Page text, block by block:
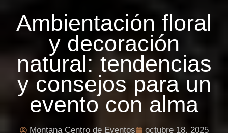
Ambientación floral
y decoración
natural: tendencias
y consejos para un
evento con alma
Montana Centro de Eventos
octubre 18, 2025